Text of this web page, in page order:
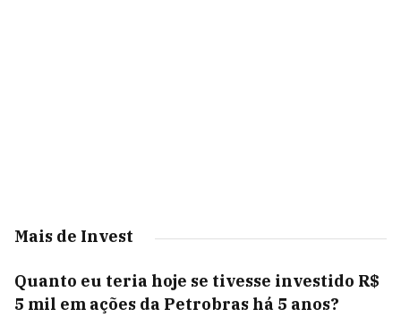
Mais de Invest
Quanto eu teria hoje se tivesse investido R$
5 mil em ações da Petrobras há 5 anos?